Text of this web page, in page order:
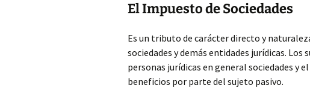
El Impuesto de Sociedades
Es un tributo de carácter directo y
sociedades y demás entidades jurídicas.
personas jurídicas en general sociedades y
beneficios por parte del sujeto pasivo.